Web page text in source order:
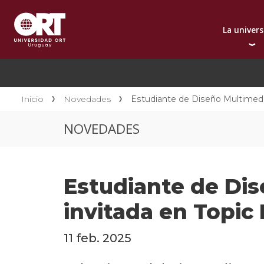
La
Presentación
Reconocimientos
Contacto
Inicio Novedades Estudiante de Diseño
NOVEDADES
Estudiante de
invitada en Topic
11 feb. 2025